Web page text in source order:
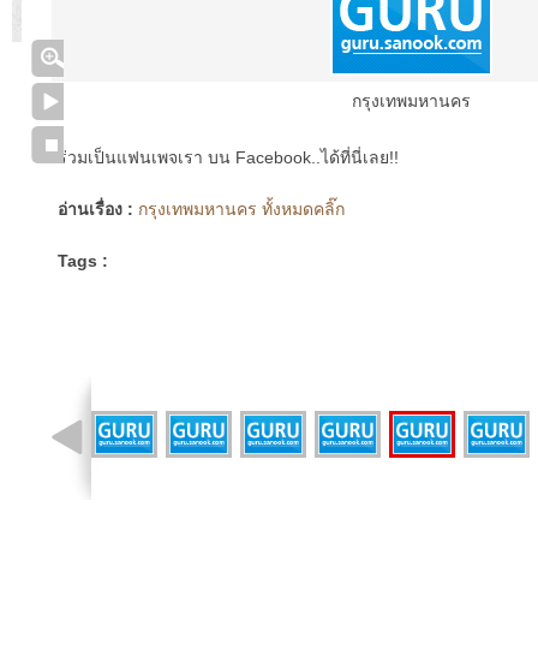
กรุงเทพมหานคร
ร่วมเป็นแฟนเพจเรา บน Facebook..ได้ที่นี่เลย!!
อ่านเรื่อง : กรุงเทพมหานคร ทั้งหมดคลิ๊ก
Tags :